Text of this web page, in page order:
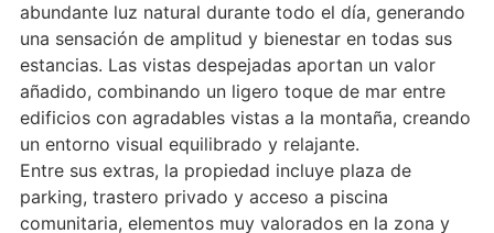
abundante luz natural durante todo el día, generando
una sensación de amplitud y bienestar en todas sus
estancias. Las vistas despejadas aportan un valor
añadido, combinando un ligero toque de mar entre
edificios con agradables vistas a la montaña, creando
un entorno visual equilibrado y relajante.
Entre sus extras, la propiedad incluye plaza de
parking, trastero privado y acceso a piscina
comunitaria, elementos muy valorados en la zona y